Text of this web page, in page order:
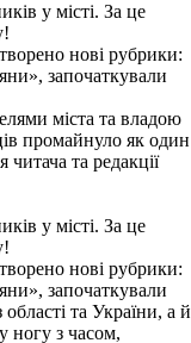
у місті. За це
нові рубрики:
започаткували
промайнуло як один
та редакції
у місті. За це
нові рубрики:
започаткували
та України, а й
ногу з часом,